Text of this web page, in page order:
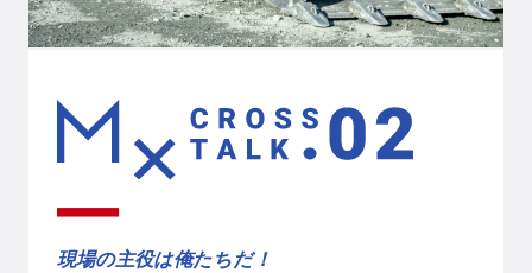
現場の主役は俺たちだ！